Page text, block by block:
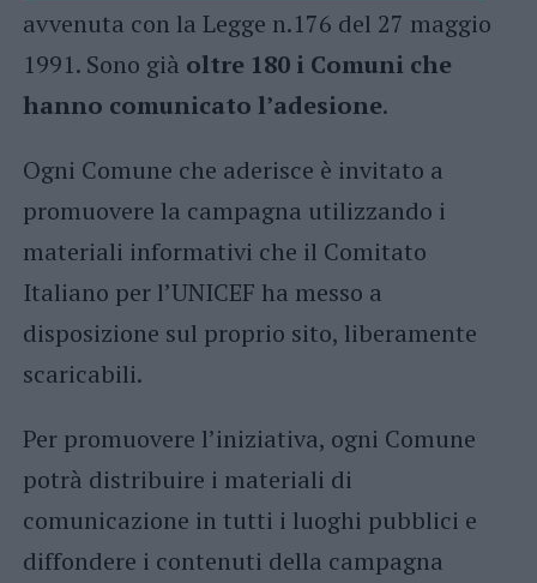
avvenuta con la Legge n.176 del 27 maggio
1991. Sono già oltre 180 i Comuni che
hanno comunicato l’adesione.
Ogni Comune che aderisce è invitato a
promuovere la campagna utilizzando i
materiali informativi che il Comitato
Italiano per l’UNICEF ha messo a
disposizione sul proprio sito, liberamente
scaricabili.
Per promuovere l’iniziativa, ogni Comune
potrà distribuire i materiali di
comunicazione in tutti i luoghi pubblici e
diffondere i contenuti della campagna